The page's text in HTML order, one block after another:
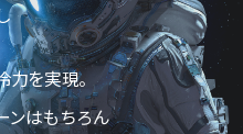
力を実現。
ンはもちろん